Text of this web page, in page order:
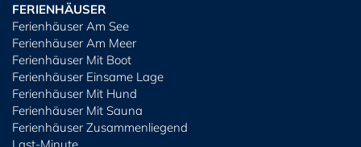
FERIENHÄUSER
Ferienhäuser Am See
Ferienhäuser Am Meer
Ferienhäuser Mit Boot
Ferienhäuser Einsame Lage
Ferienhäuser Mit Hund
Ferienhäuser Mit Sauna
Ferienhäuser Zusammenliegend